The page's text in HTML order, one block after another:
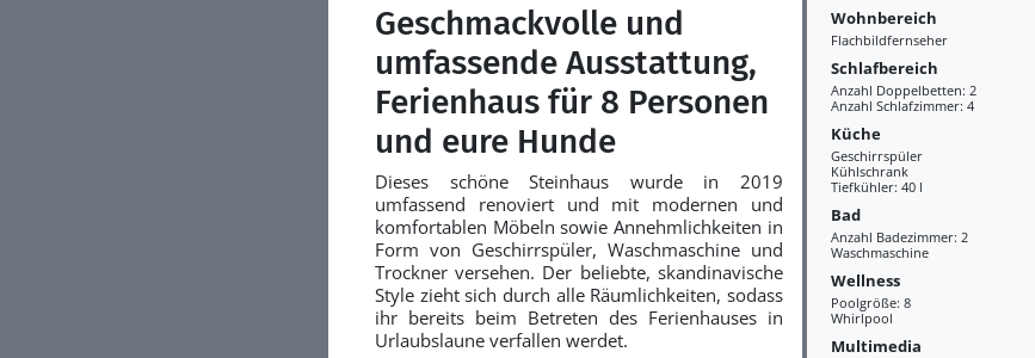
Wohnbereich
Flachbildfernseher
Schlafbereich
Anzahl Doppelbetten: 2
Anzahl Schlafzimmer: 4
Küche
Geschirrspüler
Kühlschrank
Tiefkühler: 40 l
Bad
Anzahl Badezimmer: 2
Waschmaschine
Wellness
Poolgröße: 8
Whirlpool
Multimedia
Geschmackvolle und
umfassende Ausstattung,
Ferienhaus für 8 Personen
und eure Hunde
Dieses schöne Steinhaus wurde in 2019
umfassend renoviert und mit modernen und
komfortablen Möbeln sowie Annehmlichkeiten in
Form von Geschirrspüler, Waschmaschine und
Trockner versehen. Der beliebte, skandinavische
Style zieht sich durch alle Räumlichkeiten, sodass
ihr bereits beim Betreten des Ferienhauses in
Urlaubslaune verfallen werdet.